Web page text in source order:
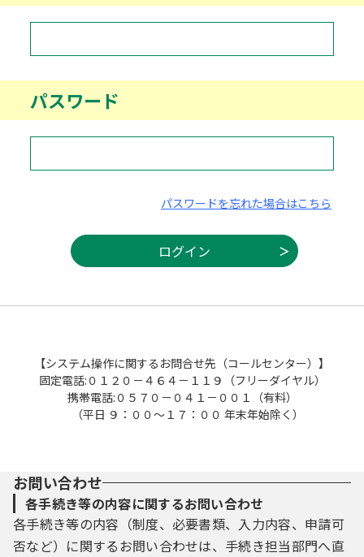
パスワード
パスワードを忘れた場合はこちら
【システム操作に関するお問合せ先（コールセンター）】
固定電話:０１２０－４６４－１１９（フリーダイヤル）
携帯電話:０５７０－０４１－００１（有料）
（平日 ９：００～１７：００ 年末年始除く）
お問い合わせ
各手続き等の内容に関するお問い合わせ
各手続き等の内容（制度、必要書類、入力内容、申請可
否など）に関するお問い合わせは、手続き担当部門へ直